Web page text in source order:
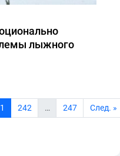
лыжного
242 … 247 Cлед. »